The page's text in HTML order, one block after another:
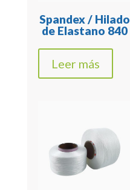
Spandex / Hilado
de Elastano 840
Leer más